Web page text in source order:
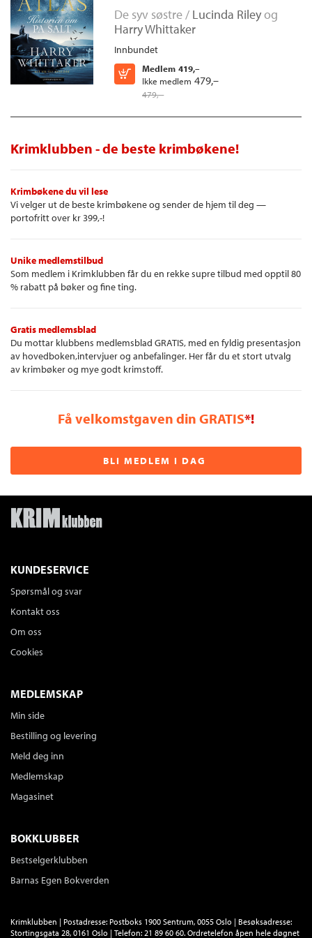
De syv søstre / Lucinda Rileyog
Harry Whittaker
Innbundet
Medlem 419,–
Ikke medlem 479,–
479,–
Kjøp
Krimklubben - de beste krimbøkene!
Krimbøkene du vil lese
Vi velger ut de beste krimbøkene og sender de hjem til deg —
portofritt over kr 399,-!
Unike medlemstilbud
Som medlem i Krimklubben får du en rekke supre tilbud med opptil 80
% rabatt på bøker og fine ting.
Gratis medlemsblad
Du mottar klubbens medlemsblad GRATIS, med en fyldig presentasjon
av hovedboken,intervjuer og anbefalinger. Her får du et stort utvalg
av krimbøker og mye godt krimstoff.
Få velkomstgaven din GRATIS*!
BLI MEDLEM I DAG
KUNDESERVICE
Spørsmål og svar
Kontakt oss
Om oss
Cookies
MEDLEMSKAP
Min side
Bestilling og levering
Meld deg inn
Medlemskap
Magasinet
BOKKLUBBER
Bestselgerklubben
Barnas Egen Bokverden
Krimklubben | Postadresse: Postboks 1900 Sentrum, 0055 Oslo | Besøksadresse:
Stortingsgata 28, 0161 Oslo | Telefon: 21 89 60 60. Ordretelefon åpen hele døgnet